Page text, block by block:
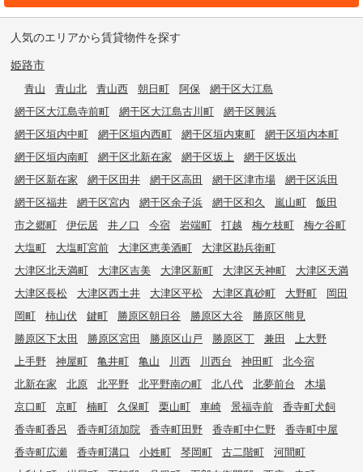
人気のエリアから賃貸物件を探す
姫路市
青山 青山北 青山西 朝日町 阿保
網干区大江島
網干区大江島寺前町
網干区大江島古川町
網干区興浜
網干区垣内中町
網干区垣内西町 網干区垣内東町
網干区垣内本町
網干区垣内南町
網干区北新在家 網干区坂上
網干区坂出
網干区新在家
網干区田井 網干区高田 網干区津市場
網干区浜田
網干区福井
網干区宮内 網干区余子浜 網干区和久 嵐山町
飯田
市之郷町
伊伝居 井ノ口 今宿 岩端町 打越 梅ケ枝町
梅ケ谷町
大塩町
大塩町宮前 大津区恵美酒町
大津区勘兵衛町
大津区北天満町
大津区吉美 大津区新町 大津区天神町
大津区天満
大津区長松
大津区西土井 大津区平松 大津区真砂町 大野町
岡田
岡町
柿山伏 鍵町 勝原区朝日谷 勝原区大谷
勝原区熊見
勝原区下太田
勝原区宮田 勝原区山戸 勝原区丁 兼田
上大野
上手野
神屋町 亀井町 亀山 川西 川西台 神田町
北今宿
北新在家
北原 北平野 北平野南の町 北八代 北夢前台
木場
京口町
京町 楠町 久保町 栗山町 車崎 景福寺前
香寺町犬飼
香寺町香呂
香寺町須加院 香寺町田野 香寺町中仁野
香寺町中屋
香寺町広瀬
香寺町溝口 小姓町 琴岡町 古二階町
河間町